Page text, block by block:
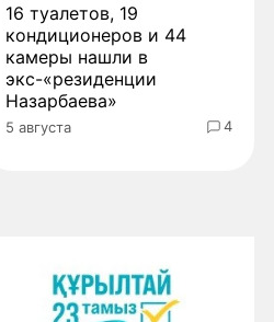
16 туалетов, 19
кондиционеров и 44
камеры нашли в
экс-«резиденции
Назарбаева»
5 августа 4